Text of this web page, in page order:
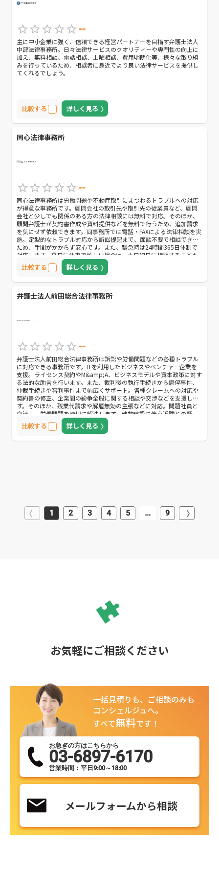
--
主に中小企業に強く、信頼できる経営パートナーを目指す弁護士法人
中部法律事務所。日々法律サービスのクオリティ－や専門性の向上に
加え、無料相談、電話相談、土曜相談、費用明朗化等、様々な取り組
みを行っているため、相談者に身近でより良い法律サービスを提供し
てくれるでしょう。
比較する 詳しく見る
同心法律事務所
--
同心法律事務所は労働問題や不動産取引にまつわるトラブルへの対応
が得意な事務所です。顧問会社の取引先や取引先の従業員など、顧問
会社と少しでも関係のある方の法律相談には無料で対応。そのほか、
顧問弁護士が契約書作成や資料提供などを無料で行うため、追加請求
を気にせず依頼できます。同事務所では電話・FAXによる法律相談を実
施。定型的なトラブル対応から訴訟提起まで、面談不要で相談できる
ため、手間がかからず安心です。また、緊急時は24時間365日体制で
対応します。平日に仕事で忙しい場合は、土日祝日に相談することも
可能。夜間や早朝に発生した突然のトラブルも気軽に相談できます。
なるべくコストをかけずに顧問契約を結びたい方、緊急時に連絡しや
比較する 詳しく見る
弁護士法人前田総合法律事務所
--
弁護士法人前田総合法律事務所は訴訟や労働問題などの各種トラブル
に対応できる事務所です。ITを利用したビジネスやベンチャー企業を
支援。ライセンス契約やM&amp;A、ビジネスモデルや資本政策に対す
る法的な助言を行います。また、裁判後の執行手続きから調停事件、
仲裁手続きや審判事件まで幅広くサポート。各種クレームへの対応や
契約書の修正、企業間の紛争全般に関する相談や交渉などを支援しま
す。そのほか、残業代請求や解雇無効の主張などに対応。問題社員と
交渉し、労働問題を適切に解決します。建物建設に伴う近隣との騒
音・日照トラブルへの助言や交渉も可能。顧問弁護士に関する相談は
無料なので、様々なトラブルを抱えて困っている方は気軽に問い合わ
比較する 詳しく見る
1 2 3 4 5 ... 9
お気軽にご相談ください
一括見積りも、ご相談のみも
コンシェルジュへ。
すべて無料です！
お急ぎの方はこちらから
03-6897-6170
営業時間：平日9:00～18:00
メールフォームから相談